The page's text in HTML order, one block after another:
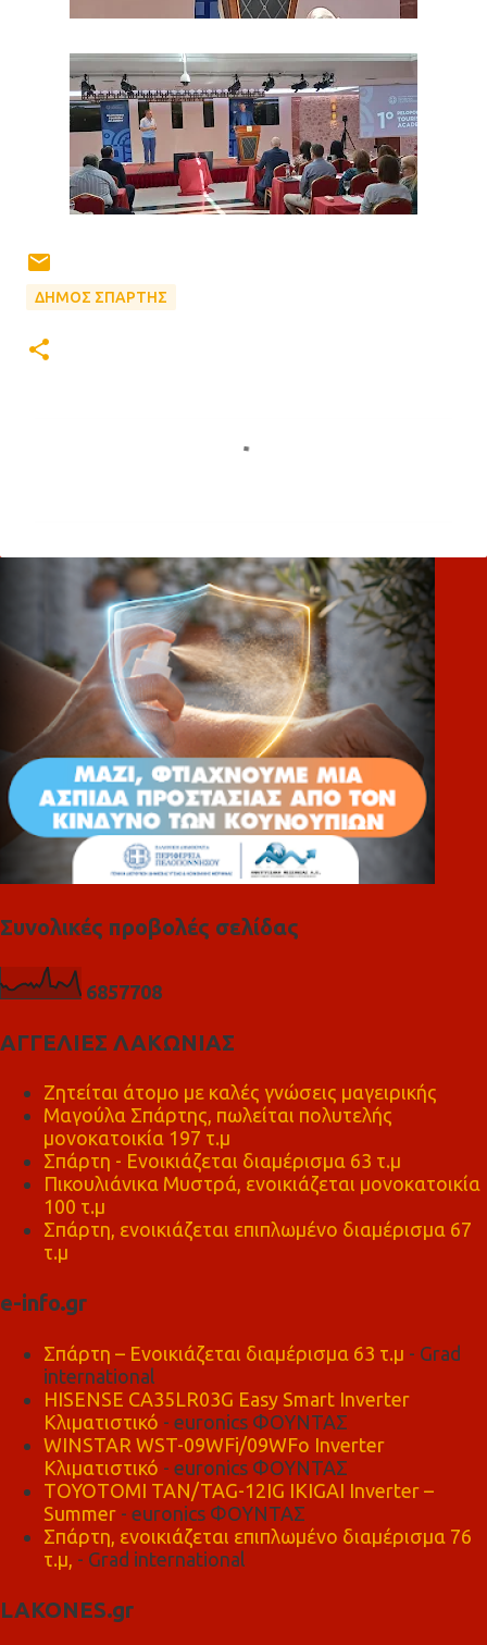
ΔΗΜΟΣ ΣΠΑΡΤΗΣ
λ
Συνολικές προβολές σελίδας
6857708
ΑΓΓΕΛΙΕΣ ΛΑΚΩΝΙΑΣ
Ζητείται άτομο με καλές γνώσεις μαγειρικής
Μαγούλα Σπάρτης, πωλείται πολυτελής
μονοκατοικία 197 τ.μ
Σπάρτη - Ενοικιάζεται διαμέρισμα 63 τ.μ
Πικουλιάνικα Μυστρά, ενοικιάζεται μονοκατοικία
100 τ.μ
Σπάρτη, ενοικιάζεται επιπλωμένο διαμέρισμα 67
τ.μ
e-info.gr
Σπάρτη – Ενοικιάζεται διαμέρισμα 63 τ.μ - Grad
international
HISENSE CA35LR03G Easy Smart Inverter
Κλιματιστικό - euronics ΦΟΥΝΤΑΣ
WINSTAR WST-09WFi/09WFo Inverter
Κλιματιστικό - euronics ΦΟΥΝΤΑΣ
TOYOTOMI TAN/TAG-12IG IKIGAI Inverter –
Summer - euronics ΦΟΥΝΤΑΣ
Σπάρτη, ενοικιάζεται επιπλωμένο διαμέρισμα 76
τ.μ, - Grad international
LAKONES.gr